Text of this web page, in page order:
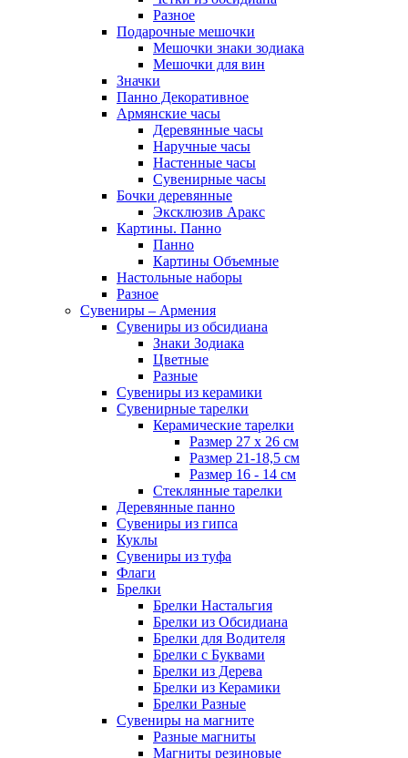
Разное
Подарочные мешочки
Мешочки знаки зодиака
Мешочки для вин
Значки
Панно Декоративное
Армянские часы
Деревянные часы
Наручные часы
Настенные часы
Сувенирные часы
Бочки деревянные
Эксклюзив Аракс
Картины. Панно
Панно
Картины Объемные
Настольные наборы
Разное
Сувениры – Армения
Сувениры из обсидиана
Знаки Зодиака
Цветные
Разные
Сувениры из керамики
Сувенирные тарелки
Керамические тарелки
Размер 27 х 26 см
Размер 21-18,5 см
Размер 16 - 14 см
Стеклянные тарелки
Деревянные панно
Сувениры из гипса
Куклы
Сувениры из туфа
Флаги
Брелки
Брелки Настальгия
Брелки из Обсидиана
Брелки для Водителя
Брелки с Буквами
Брелки из Дерева
Брелки из Керамики
Брелки Разные
Сувениры на магните
Разные магниты
Магниты резиновые